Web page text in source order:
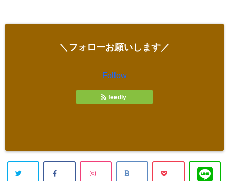
＼フォローお願いします／
Follow
feedly